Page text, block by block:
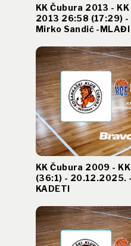
KK Čubura 2013 -
2013 26:58 (17:29)
Mirko Sandić -MLAĐI
KK Čubura 2009 -
(36:1) - 20.12.2025.
KADETI